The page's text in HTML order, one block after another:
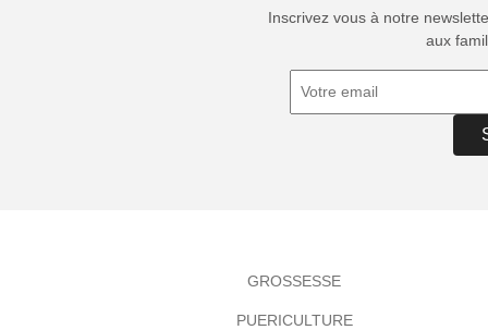
Inscrivez vous à notre
aux
GROSSESSE
PUERICULTURE